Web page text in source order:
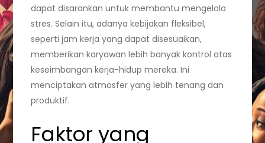
dapat disarankan untuk membantu mengelola
stres. Selain itu, adanya kebijakan fleksibel,
seperti jam kerja yang dapat disesuaikan,
memberikan karyawan lebih banyak kontrol atas
keseimbangan kerja-hidup mereka. Ini
menciptakan atmosfer yang lebih tenang dan
produktif.
Faktor yang